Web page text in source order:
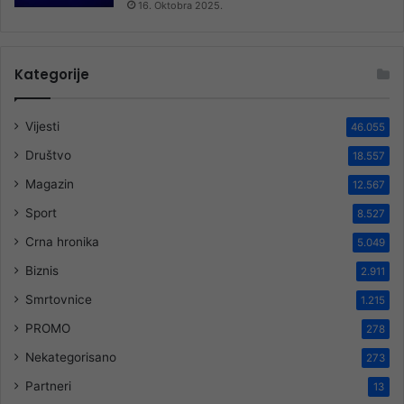
16. Oktobra 2025.
Kategorije
Vijesti 46.055
Društvo 18.557
Magazin 12.567
Sport 8.527
Crna hronika 5.049
Biznis 2.911
Smrtovnice 1.215
PROMO 278
Nekategorisano 273
Partneri 13